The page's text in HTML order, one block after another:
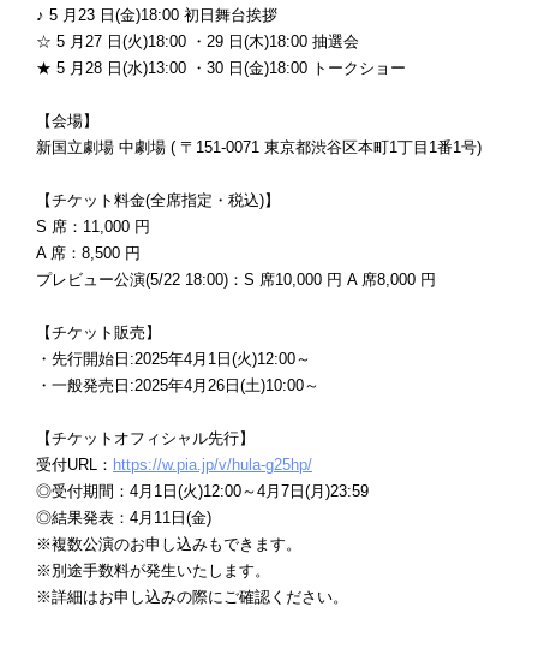
♪ 5 月23 日(金)18:00 初日舞台挨拶
☆ 5 月27 日(火)18:00 ・29 日(木)18:00 抽選会
★ 5 月28 日(水)13:00 ・30 日(金)18:00 トークショー
【会場】
新国立劇場 中劇場 ( 〒151-0071 東京都渋谷区本町1丁目1番1号)
【チケット料金(全席指定・税込)】
S 席：11,000 円
A 席：8,500 円
プレビュー公演(5/22 18:00)：S 席10,000 円 A 席8,000 円
【チケット販売】
・先行開始日:2025年4月1日(火)12:00～
・一般発売日:2025年4月26日(土)10:00～
【チケットオフィシャル先行】
受付URL： https://w.pia.jp/v/hula-g25hp/
◎受付期間：4月1日(火)12:00～4月7日(月)23:59
◎結果発表：4月11日(金)
※複数公演のお申し込みもできます。
※別途手数料が発生いたします。
※詳細はお申し込みの際にご確認ください。